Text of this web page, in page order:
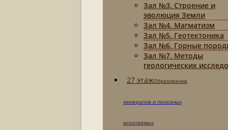
Зал №3. Строение и
эволюция Земли
Зал №4. Магматизм
Зал №5. Геотектоника
Зал №6. Горные
Зал №7. Методы
геологических
27 этажОбразование
минералов и полезных
ископаемых